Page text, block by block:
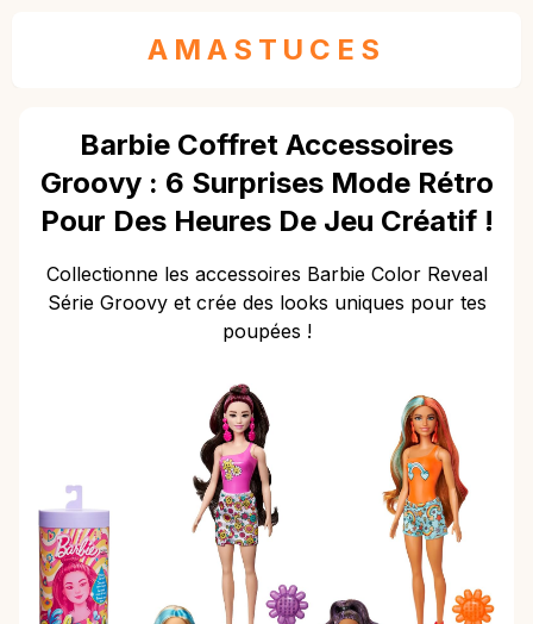
AMASTUCES
Barbie Coffret Accessoires
Groovy : 6 Surprises Mode Rétro
Pour Des Heures De Jeu Créatif !
Collectionne les accessoires Barbie Color Reveal
Série Groovy et crée des looks uniques pour tes
poupées !